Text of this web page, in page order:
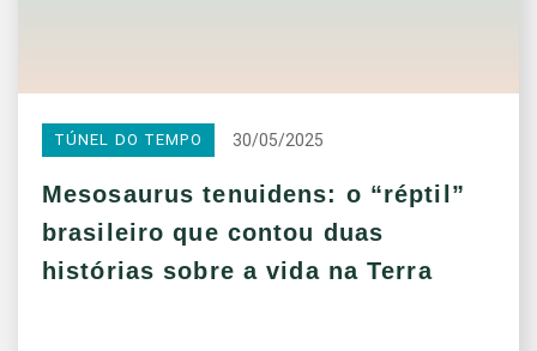
TÚNEL DO TEMPO 30/05/2025
Mesosaurus tenuidens: o “réptil”
brasileiro que contou duas
histórias sobre a vida na Terra